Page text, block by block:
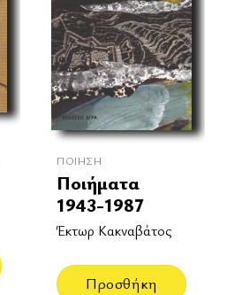
ΠΟΊΗΣΗ
Ποιήματα
1943-1987
Έκτωρ Κακναβάτος
Προσθήκη